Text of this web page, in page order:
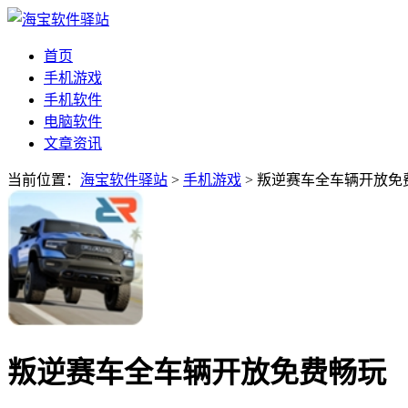
首页
手机游戏
手机软件
电脑软件
文章资讯
当前位置： 海宝软件驿站 > 手机游戏 > 叛逆赛车全车辆开放免
叛逆赛车全车辆开放免费畅玩